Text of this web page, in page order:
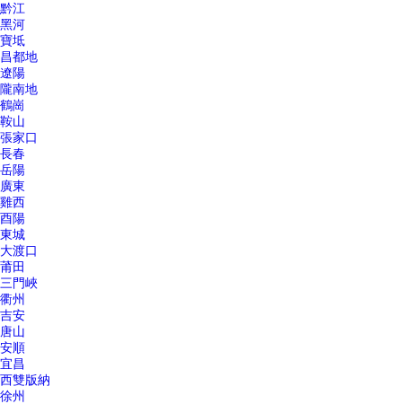
黔江
黑河
寶坻
昌都地
遼陽
隴南地
鶴崗
鞍山
張家口
長春
岳陽
廣東
雞西
酉陽
東城
大渡口
莆田
三門峽
衢州
吉安
唐山
安順
宜昌
西雙版納
徐州